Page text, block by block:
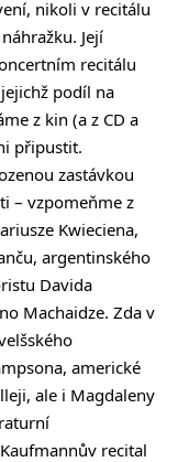
nikoli v recitálu
Její
recitálu
podíl na
z kin (a z CD a
připustit.
zastávkou
– vzpomeňme z
Kwieciena,
argentinského
Davida
Machaidze. Zda v
americké
ale i Magdaleny
recital